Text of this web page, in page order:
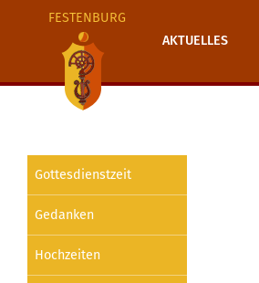
FESTENBURG
AKTUELLES
Gottesdienstzeit
Gedanken
Hochzeiten